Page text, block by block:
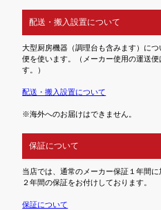
配送・搬入設置について
大型厨房機器（調理台も含みます）に
便を使います。（メーカー使用の運送
す。）
配送・搬入設置について
※海外へのお届けはできません。
保証について
当店では、通常のメーカー保証１年間
２年間の保証をお付けしております。
保証について